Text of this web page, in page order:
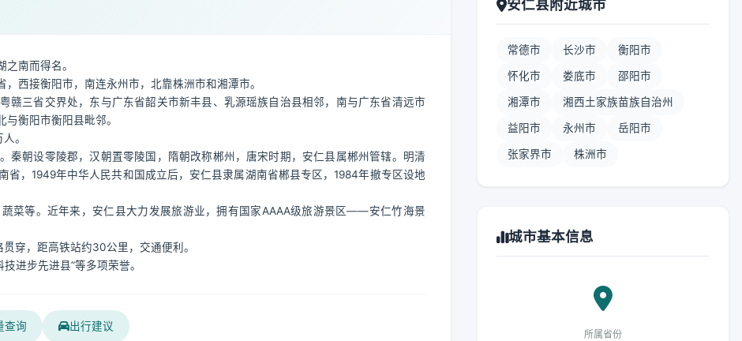
南而得名。
西接衡阳市，南连永州市，北靠株洲市和湘潭市。
赣三省交界处，东与广东省韶关市新丰县、乳源瑶族自治县相邻，南与广东省清远市
衡阳市衡阳县毗邻。
。
秦朝设零陵郡，汉朝置零陵国，隋朝改称郴州，唐宋时期，安仁县属郴州管辖。明清
，1949年中华人民共和国成立后，安仁县隶属湖南省郴县专区，1984年撤专区设地
菜等。近年来，安仁县大力发展旅游业，拥有国家AAAA级旅游景区——安仁竹海景
穿，距高铁站约30公里，交通便利。
进步先进县”等多项荣誉。
查询 出行建议
安仁县附近城市
常德市 长沙市 衡阳市
怀化市 娄底市 邵阳市
湘潭市 湘西土家族苗族自治州
益阳市 永州市 岳阳市
张家界市 株洲市
城市基本信息
所属省份